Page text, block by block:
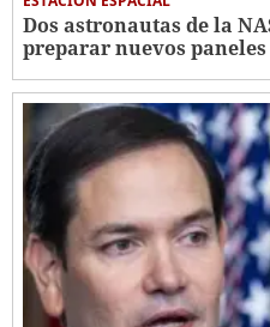
Dos astronautas de la
preparar nuevos paneles